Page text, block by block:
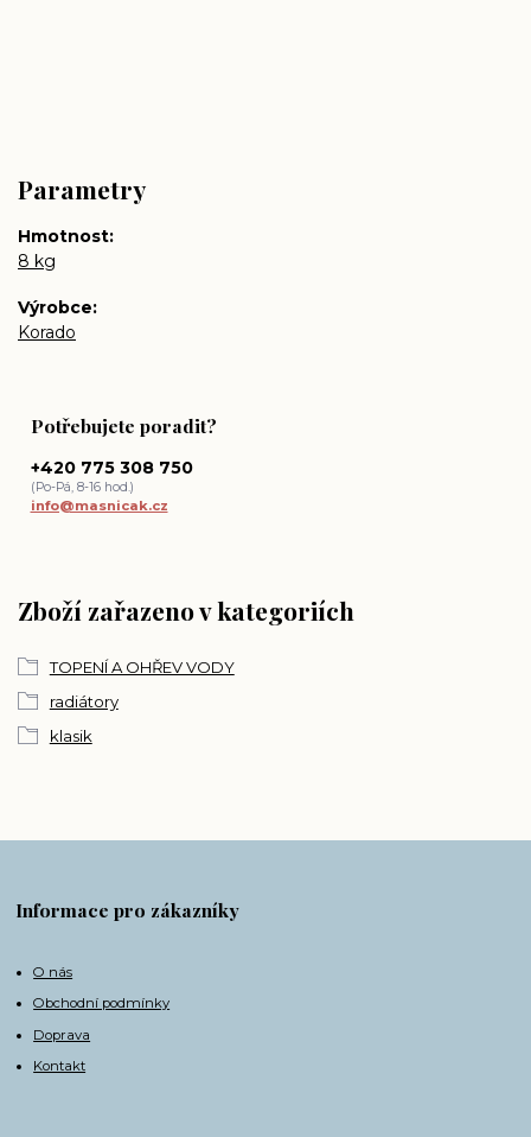
Parametry
Hmotnost
8 kg
Výrobce
Korado
Zboží zařazeno v kategoriích
TOPENÍ A OHŘEV VODY
radiátory
klasik
Potřebujete poradit?
+420 775 308 750
(Po-Pá, 8-16 hod.)
info@masnicak.cz
Informace pro zákazníky
O nás
Obchodní podmínky
Doprava
Kontakt